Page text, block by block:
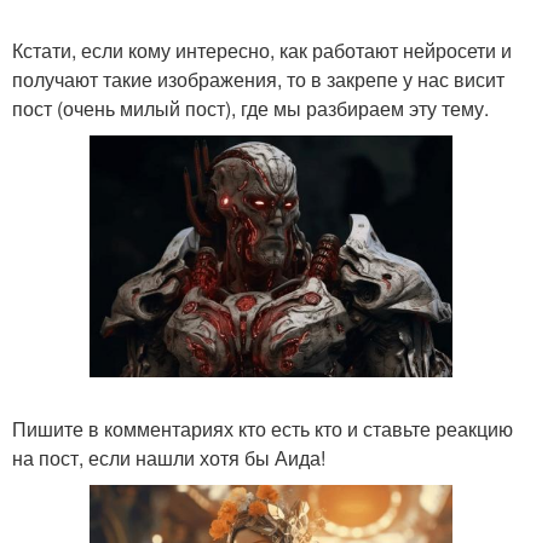
Кстати, если кому интересно, как работают нейросети и
получают такие изображения, то в закрепе у нас висит
пост (очень милый пост), где мы разбираем эту тему.
Пишите в комментариях кто есть кто и ставьте реакцию
на пост, если нашли хотя бы Аида!